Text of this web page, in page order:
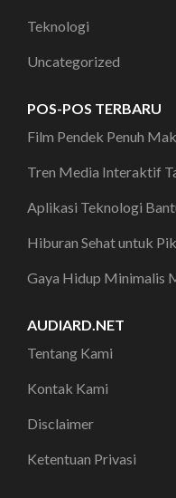
Teknologi
Uncategorized
POS-POS TERBARU
Film Pendek Penuh
Tren Media Interaktif
Aplikasi Teknologi
Hiburan Sehat untuk
Gaya Hidup Minimalis
AUDIARD.NET
Tentang Kami
Kontak Kami
Disclaimer
Ketentuan Privasi